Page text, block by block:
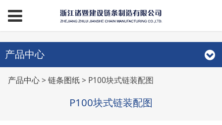
产品中心
P100块式链装配图
产品中心>链条图纸> P100块式链装配图
P100块式链装配图